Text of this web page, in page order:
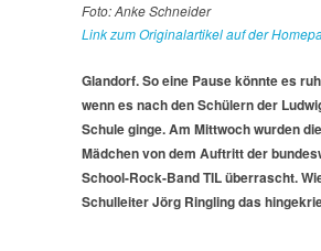
Foto: Anke Schneider
Link zum Originalartikel auf der
Glandorf. So eine Pause könnte es
wenn es nach den Schülern der
Schule ginge. Am Mittwoch wurden
Mädchen von dem Auftritt der
School-Rock-Band TIL überrascht.
Schulleiter Jörg Ringling das